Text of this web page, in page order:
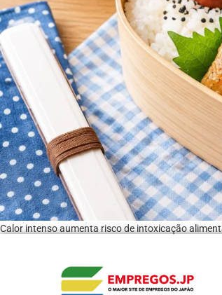
Calor intenso aumenta risco de intoxicação